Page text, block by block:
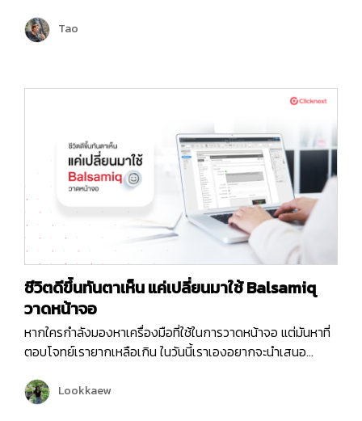
หลักการง่ายๆ ที่จะช่วยเพิ่มประสิทธิภาพให้งานออกแบบคือ
“Principle design” หากพูดถึง Principle design นักออกแบบ
การออกแบบที่ช่วยให้เข้าใจธรรมชาติในการรับรู้ข้อมูลและจำแนก
ประเภทของสมองมนุษย์ ยกตัวอย่างง่ายๆ เช่นการที่เรานำ
สิ่งของที่หน้าตาคล้ายๆ กันนำมาวางไว้ใกล้กัน โดยหลัก…
Tao
ชีวิตดีขึ้นทันตาเห็น แค่เปลี่ยนมาใช้ Balsamiq
วาดหน้าจอ
หากใครกำลังมองหาเครื่องมือที่ใช้ในการวาดหน้าจอ แต่มันหาที่
ตอบโจทย์เรายากเหลือเกิน ในวันนี้เราเองอยากจะนำเสนอ
ภาษาไทยอ่านออกเสียงว่า “บัล-ซา-มิก” พอลองอ่านออกเสียง
ตามแล้ว อื้มมมม…ก็ดูไม่ไทยเท่าไหร่นะ ! เราไปเริ่มทำความรู้จักกับ
Lookkaew